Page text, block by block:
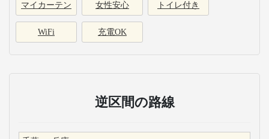
マイカーテン 女性安心 トイレ付き
WiFi 充電OK
逆区間の路線